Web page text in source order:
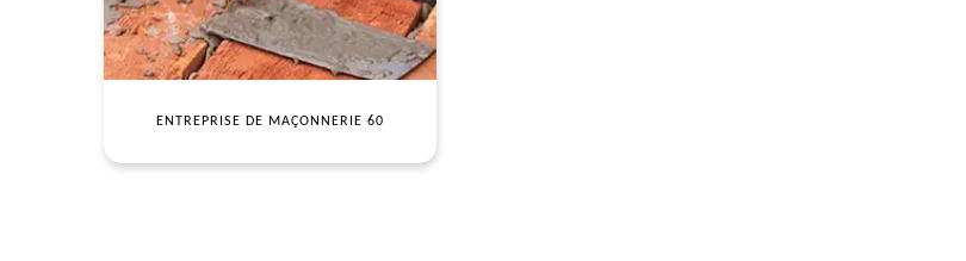
ENTREPRISE DE MAÇONNERIE 60